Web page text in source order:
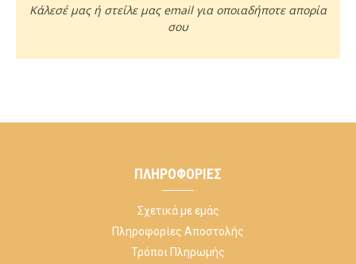
Κάλεσέ μας ή στείλε μας email για οποιαδήποτε απορία
σου
ΠΛΗΡΟΦΟΡΊΕΣ
Σχετικά με εμάς
Πληροφορίες Αποστολής
Τρόποι Πληρωμής